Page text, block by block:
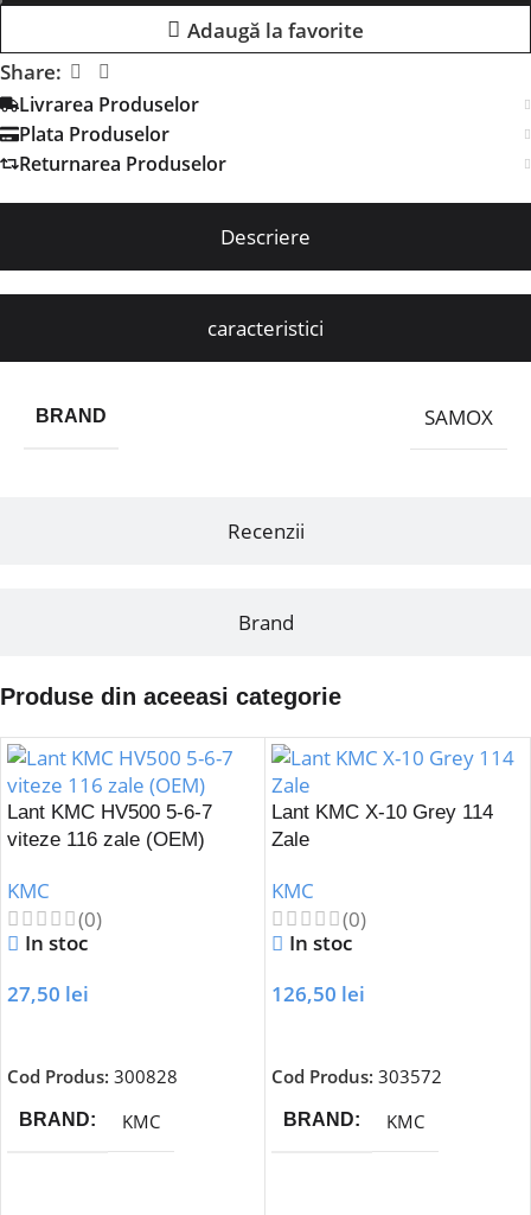
Adaugă la favorite
Share:
Livrarea Produselor
Plata Produselor
Returnarea Produselor
Descriere
caracteristici
Recenzii
Brand
BRAND SAMOX
Produse din aceeasi categorie
Lant KMC HV500 5-6-7
viteze 116 zale (OEM)
KMC
(0)
In stoc
27,50 lei
Cod Produs: 300828
BRAND KMC
Lant KMC X-10 Grey 114
Zale
KMC
(0)
In stoc
126,50 lei
Cod Produs: 303572
BRAND KMC